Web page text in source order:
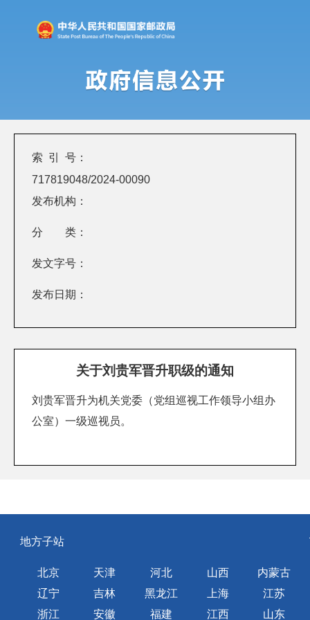
索 引 号：
717819048/2024-00090
发布机构：
分 类：
发文字号：
发布日期：
关于刘贵军晋升职级的通知
刘贵军晋升为机关党委（党组巡视工作领导小组办
公室）一级巡视员。
地方子站
北京 天津 河北 山西
内蒙古
辽宁
吉林 黑龙江 上海
江苏
浙江
安徽 福建 江西 山东